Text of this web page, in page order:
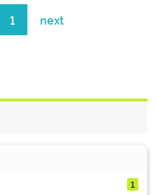
1 next
1